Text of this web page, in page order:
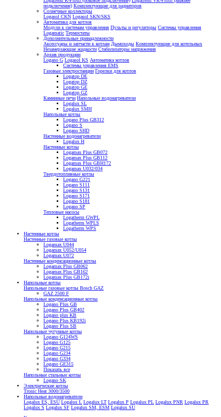
подключение) Комплектующие для радиаторов
Солнечные коллекторы
Logasol CKN Logasol SKN/SKS
Автоматика для котлов
Модули к системам управления Пульты и регуляторы Системы управления
Logamatic Термостаты
Дополнительные принадлежности
Аксессуары и запчасти к котлам Дымоходы Комплектующие для котельных
Незамерзающие жидкости Стабилизаторы напряжения
Архив продукции
Logano G Logasol KS Автоматика котлов
Системы управления EMS
Газовые электростанции Горелки для котлов
Logatop DE
Logatop DZ
Logatop GE
Logatop GZ
Каминные печи Напольные водонагреватели
Logalux SL
Logalux SMH
Напольные котлы
Logano Plus GB312
Logano S
Logano SHD
Настенные водонагреватели
Logalux H
Настенные котлы
Logamax Plus GB072
Logamax Plus GB112
Logamax Plus GBH172
Logamax U032/034
Твердотопливные котлы
Logano G221
Logano S111
Logano S131
Logano S171
Logano S181
Logano SP
Тепловые насосы
Logatherm GWPL
Logatherm WPLS
Logatherm WPS
Настенные котлы
Настенные газовые котлы
Logamax U044
Logamax U052/U054
Logamax U072
Настенные конденсационные котлы
Logamax Plus GB062
Logamax Plus GB162
Logamax Plus GB172i
Напольные котлы
Напольные газовые котлы Bosch GAZ
GAZ 2500 F
Напольные конденсационные котлы
Logano Plus GB
Logano Plus GB402
Logano plus KB
Logano Plus KB192i
Logano Plus SB
Напольные чугунные котлы
Logano G124WS
Logano G125
Logano G215
Logano G234
Logano G334
Logano GE315
Показать все
Напольные стальные котлы
Logano SK
Электрические котлы
Tronic Heat 3000/3500
Напольные водонагреватели
Logalux ES, ESU Logalux L Logalux LT Logalux P Logalux PL Logalux PNR Logalux PR
Logalux S Logalux SF Logalux SM, ESM Logalux SU